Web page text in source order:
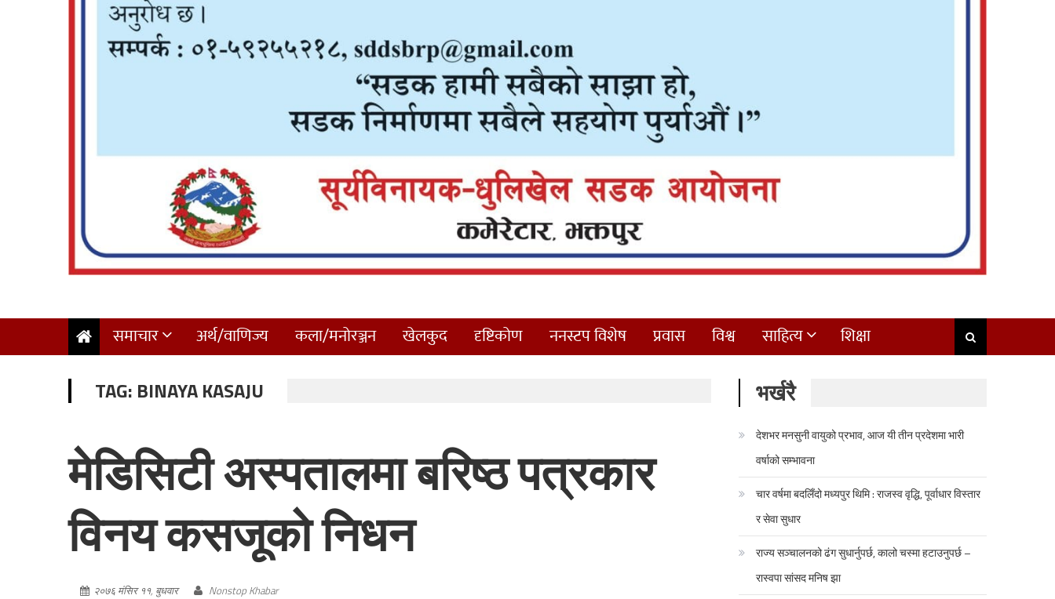
समाचार अर्थ/वाणिज्य कला/मनोरञ्जन खेलकुद दृष्टिकोण ननस्टप विशेष प्रवास विश्व साहित्य शिक्षा
TAG: BINAYA KASAJU
मेडिसिटी अस्पतालमा बरिष्ठ पत्रकार
विनय कसजूको निधन
२०७६ मंसिर ११, बुधवार Nonstop Khabar
भर्खरै
देशभर मनसुनी वायुको प्रभाव, आज यी तीन प्रदेशमा भारी
वर्षाको सम्भावना
चार वर्षमा बदलिँदो मध्यपुर थिमि : राजस्व वृद्धि, पूर्वाधार विस्तार
र सेवा सुधार
राज्य सञ्चालनको ढंग सुधार्नुपर्छ, कालो चस्मा हटाउनुपर्छ –
रास्वपा सांसद मनिष झा